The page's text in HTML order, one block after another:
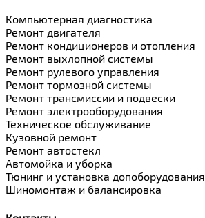
Компьютерная диагностика
Ремонт двигателя
Ремонт кондиционеров и отопления
Ремонт выхлопной системы
Ремонт рулевого управления
Ремонт тормозной системы
Ремонт трансмиссии и подвески
Ремонт электрооборудования
Техническое обслуживание
Кузовной ремонт
Ремонт автостекл
Автомойка и уборка
Тюнинг и установка допоборудования
Шиномонтаж и балансировка